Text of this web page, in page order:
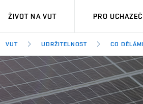
VUT
ŽIVOT NA VUT PRO
VUT UDRŽITELNOST CO